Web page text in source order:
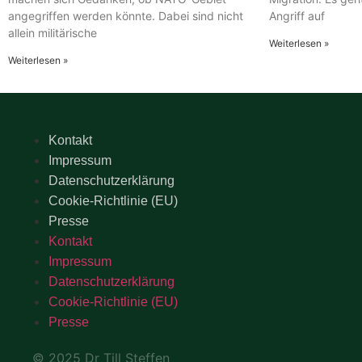
angegriffen werden könnte. Dabei sind nicht
allein militärische
Weiterlesen »
Angriff auf
Weiterlesen »
Kontakt
Impressum
Datenschutzerklärung
Cookie-Richtlinie (EU)
Presse
Kontakt
Impressum
Datenschutzerklärung
Cookie-Richtlinie (EU)
Presse
© 2025 Dr Till Steffen